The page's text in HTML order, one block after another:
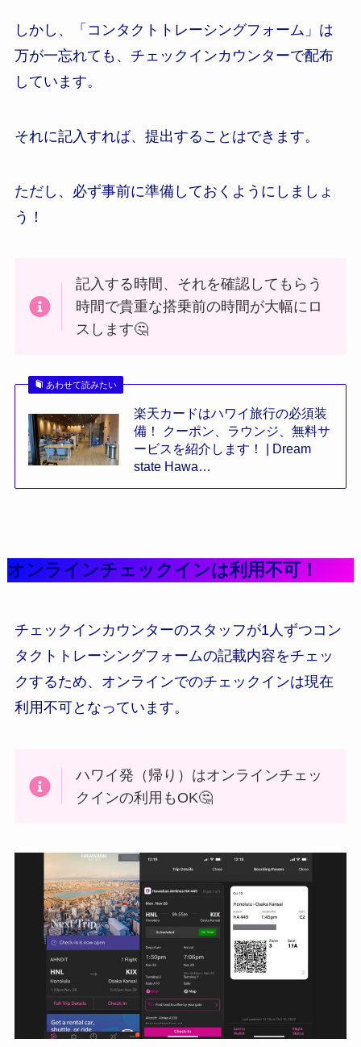
しかし、「コンタクトトレーシングフォーム」は
万が一忘れても、チェックインカウンターで配布
しています。
それに記入すれば、提出することはできます。
ただし、必ず事前に準備しておくようにしましょ
う！
記入する時間、それを確認してもらう
時間で貴重な搭乗前の時間が大幅にロ
スします🤔
あわせて読みたい
楽天カードはハワイ旅行の必須装
備！ クーポン、ラウンジ、無料サ
ービスを紹介します！ | Dream
state Hawa…
オンラインチェックインは利用不可！
チェックインカウンターのスタッフが1人ずつコン
タクトトレーシングフォームの記載内容をチェッ
クするため、オンラインでのチェックインは現在
利用不可となっています。
ハワイ発（帰り）はオンラインチェッ
クインの利用もOK🤔